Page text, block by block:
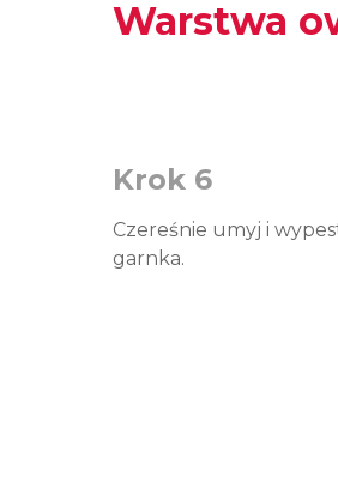
Warstwa
Krok 6
Czereśnie umyj i
garnka.